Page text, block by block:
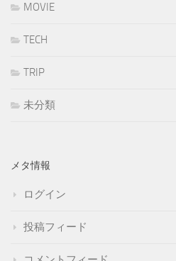
MOVIE
TECH
TRIP
未分類
メタ情報
ログイン
投稿フィード